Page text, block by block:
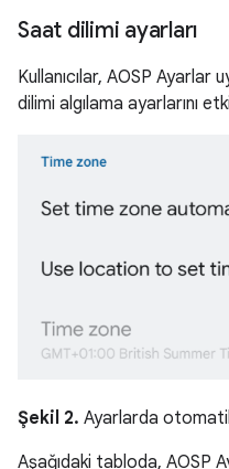
Saat dilimi ayarları
Kullanıcılar, AOSP
dilimi algılama ayarlarını
Şekil 2. Ayarlarda
Aşağıdaki tabloda, AOSP